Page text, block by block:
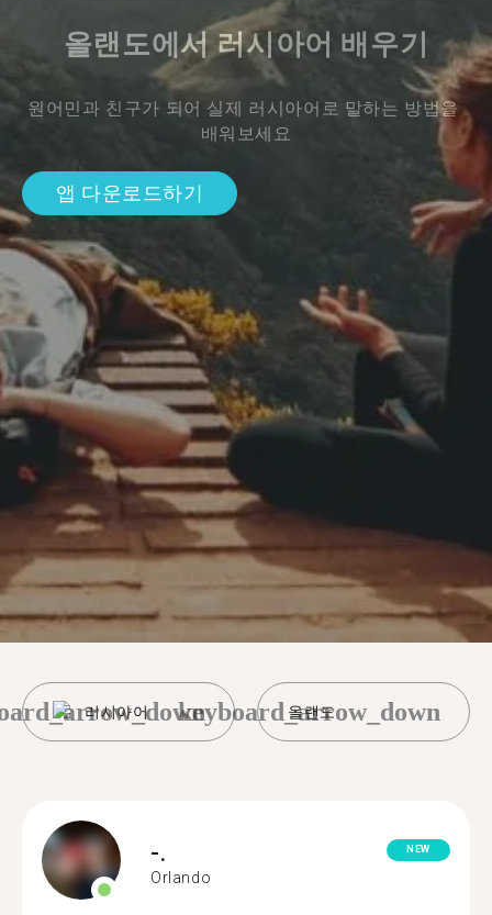
올랜도에서 러시아어 배우기
원어민과 친구가 되어 실제 러시아어로 말하는 방법을
배워보세요
앱 다운로드하기
러시아어 올랜도
keyboard_arrow_down
-.
Orlando
NEW